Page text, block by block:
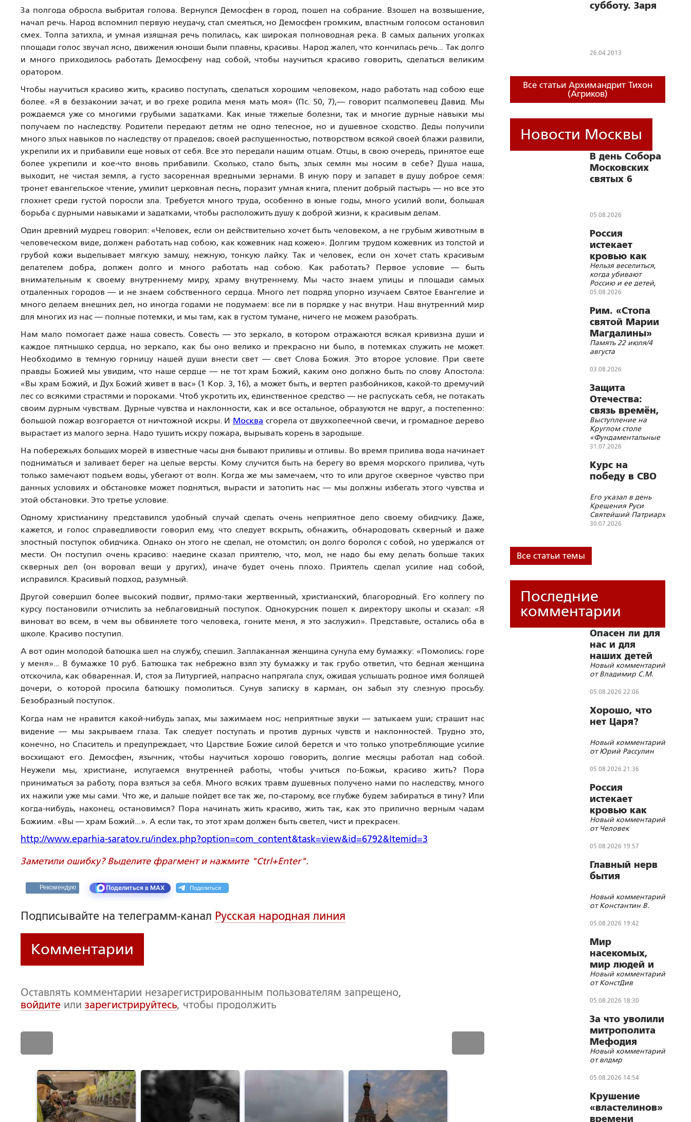
За полгода обросла выбритая голова. Вернулся Демосфен в город, пошел на собрание. Взошел на возвышение,
начал речь. Народ вспомнил первую неудачу, стал смеяться, но Демосфен громким, властным голосом остановил
смех. Толпа затихла, и умная изящная речь полилась, как широкая полноводная река. В самых дальних уголках
площади голос звучал ясно, движения юноши были плавны, красивы. Народ жалел, что кончилась речь... Так долго
и много приходилось работать Демосфену над собой, чтобы научиться красиво говорить, сделаться великим
оратором.
Чтобы научиться красиво жить, красиво поступать, сделаться хорошим человеком, надо работать над собою еще
более. «Я в беззаконии зачат, и во грехе родила меня мать моя» (Пс. 50, 7),— говорит псалмопевец Давид. Мы
рождаемся уже со многими грубыми задатками. Как иные тяжелые болезни, так и многие дурные навыки мы
получаем по наследству. Родители передают детям не одно телесное, но и душевное сходство. Деды получили
много злых навыков по наследству от прадедов; своей распущенностью, потворством всякой своей блажи развили,
укрепили их и прибавили еще новых от себя. Все это передали нашим отцам. Отцы, в свою очередь, принятое еще
более укрепили и кое-что вновь прибавили. Сколько, стало быть, злых семян мы носим в себе? Душа наша,
выходит, не чистая земля, а густо засоренная вредными зернами. В иную пору и западет в душу доброе семя:
тронет евангельское чтение, умилит церковная песнь, поразит умная книга, пленит добрый пастырь — но все это
глохнет среди густой поросли зла. Требуется много труда, особенно в юные годы, много усилий воли, большая
борьба с дурными навыками и задатками, чтобы расположить душу к доброй жизни, к красивым делам.
Один древний мудрец говорил: «Человек, если он действительно хочет быть человеком, а не грубым животным в
человеческом виде, должен работать над собою, как кожевник над кожею». Долгим трудом кожевник из толстой и
грубой кожи выделывает мягкую замшу, нежную, тонкую лайку. Так и человек, если он хочет стать красивым
делателем добра, должен долго и много работать над собою. Как работать? Первое условие — быть
внимательным к своему внутреннему миру, храму внутреннему. Мы часто знаем улицы и площади самых
отдаленных городов — и не знаем собственного сердца. Много лет подряд упорно изучаем Святое Евангелие и
много делаем внешних дел, но иногда годами не подумаем: все ли в порядке у нас внутри. Наш внутренний мир
для многих из нас — полные потемки, и мы там, как в густом тумане, ничего не можем разобрать.
Нам мало помогает даже наша совесть. Совесть — это зеркало, в котором отражаются всякая кривизна души и
каждое пятнышко сердца, но зеркало, как бы оно велико и прекрасно ни было, в потемках служить не может.
Необходимо в темную горницу нашей души внести свет — свет Слова Божия. Это второе условие. При свете
правды Божией мы увидим, что наше сердце — не тот храм Божий, каким оно должно быть по слову Апостола:
«Вы храм Божий, и Дух Божий живет в вас» (1 Kop. 3, 16), а может быть, и вертеп разбойников, какой-то дремучий
лес со всякими страстями и пороками. Чтоб укротить их, единственное средство — не распускать себя, не потакать
своим дурным чувствам. Дурные чувства и наклонности, как и все остальное, образуются не вдруг, а постепенно:
большой пожар возгорается от ничтожной искры. И Москва сгорела от двухкопеечной свечи, и громадное дерево
вырастает из малого зерна. Надо тушить искру пожара, вырывать корень в зародыше.
На побережьях больших морей в известные часы дня бывают приливы и отливы. Во время прилива вода начинает
подниматься и заливает берег на целые версты. Кому случится быть на берегу во время морского прилива, чуть
только замечают подъем воды, убегают от волн. Когда же мы замечаем, что то или другое скверное чувство при
данных условиях и обстановке может подняться, вырасти и затопить нас — мы должны избегать этого чувства и
этой обстановки. Это третье условие.
Одному христианину представился удобный случай сделать очень неприятное дело своему обидчику. Даже,
кажется, и голос справедливости говорил ему, что следует вскрыть, обнажить, обнародовать скверный и даже
злостный поступок обидчика. Однако он этого не сделал, не отомстил; он долго боролся с собой, но удержался от
мести. Он поступил очень красиво: наедине сказал приятелю, что, мол, не надо бы ему делать больше таких
скверных дел (он воровал вещи у других), иначе будет очень плохо. Приятель сделал усилие над собой,
исправился. Красивый подход, разумный.
Другой совершил более высокий подвиг, прямо-таки жертвенный, христианский, благородный. Его коллегу по
курсу постановили отчислить за неблаговидный поступок. Однокурсник пошел к директору школы и сказал: «Я
виноват во всем, в чем вы обвиняете того человека, гоните меня, я это заслужил». Представьте, остались оба в
школе. Красиво поступил.
А вот один молодой батюшка шел на службу, спешил. Заплаканная женщина сунула ему бумажку: «Помолись: горе
у меня»... В бумажке 10 руб. Батюшка так небрежно взял эту бумажку и так грубо ответил, что бедная женщина
отскочила, как обваренная. И, стоя за Литургией, напрасно напрягала слух, ожидая услышать родное имя болящей
дочери, о которой просила батюшку помолиться. Сунув записку в карман, он забыл эту слезную просьбу.
Безобразный поступок.
Когда нам не нравится какой-нибудь запах, мы зажимаем нос; неприятные звуки — затыкаем уши; страшит нас
видение — мы закрываем глаза. Так следует поступать и против дурных чувств и наклонностей. Трудно это,
конечно, но Спаситель и предупреждает, что Царствие Божие силой берется и что только употребляющие усилие
восхищают его. Демосфен, язычник, чтобы научиться хорошо говорить, долгие месяцы работал над собой.
Неужели мы, христиане, испугаемся внутренней работы, чтобы учиться по-Божьи, красиво жить? Пора
приниматься за работу, пора взяться за себя. Много всяких травм душевных получено нами по наследству, много
их нажили уже мы сами. Что же, и дальше пойдет все так же, по-старому, все глубже будем забираться в тину? Или
когда-нибудь, наконец, остановимся? Пора начинать жить красиво, жить так, как это прилично верным чадам
Божиим. «Вы — храм Божий...». А если так, то этот храм должен быть светел, чист и прекрасен.
http://www.eparhia-saratov.ru/index.php?option=com_content&task=view&id=6792&Itemid=3
Заметили ошибку? Выделите фрагмент и нажмите "Ctrl+Enter".
Рекомендую Поделиться в MAX Поделиться
Подписывайте на телеграмм-канал Русская народная линия
Комментарии
Оставлять комментарии незарегистрированным пользователям запрещено,
войдите или зарегистрируйтесь, чтобы продолжить
субботу. Заря
26.04.2013
Все статьи Архимандрит Тихон
(Агриков)
Новости Москвы
В день Собора
Московских
святых 6
Общемосковский
05.08.2026
Россия
истекает
кровью как
жертвенное
животное?
Нельзя веселиться,
когда убивают
Россию и ее детей,
нельзя хохотать,
Христа
05.08.2026
Рим. «Стопа
святой Марии
Магдалины»
Память 22 июля/4
августа
03.08.2026
Защита
Отечества:
связь времён,
событий и
территорий
Выступление на
Круглом столе
«Фундаментальные
основы Союзного
современные
геополитические
вызовы»
31.07.2026
Курс на
победу в СВО
Его указал в день
Крещения Руси
Святейший Патриарх
Кирилл
30.07.2026
Все статьи темы
Последние
комментарии
Опасен ли для
нас и для
наших детей
«бегущий
гуру»?
Новый комментарий
от Владимир С.М.
05.08.2026 22:06
Хорошо, что
нет Царя?
Новый комментарий
от Юрий Рассулин
05.08.2026 21:36
Россия
истекает
кровью как
жертвенное
животное?
Новый комментарий
от Человек
05.08.2026 19:57
Главный нерв
бытия
Новый комментарий
от Константин В.
05.08.2026 19:42
Мир
насекомых,
мир людей и
блуд
Новый комментарий
от КонстДив
05.08.2026 18:30
За что уволили
митрополита
Мефодия
(Немцова)?
Новый комментарий
от влдмр
05.08.2026 14:54
Крушение
«властелинов»
времени